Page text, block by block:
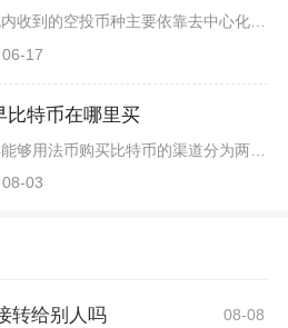
钱包内收到的空投币种主要依靠去中心化交易所即时兑换、中心化交易所划转挂单、场外点对点交易三种路径完成交易变现，交易前需要先核验代币合约真实性、补充添加代币资产，再根据币种流动性与上线进度选择对应渠道操作，多数未上线头部交易所的空投币优先在链上DEX兑换稳定币变现，具备正规项目资质且上线CEX的币种转入交易所后成交效率更高。用户打开钱包看不到空投余额是常态，第一步要完成代币核验与资产添加工作，这是后续交易的基础。首先根据空投发放的公链类型，在对应区块浏览器查询项目官方合约地址，
06-17
比特币在哪里买
08-03
转给别人吗 08-08